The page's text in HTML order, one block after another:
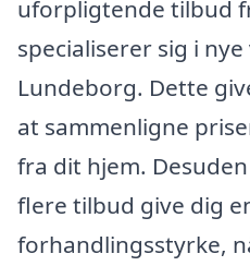
uforpligtende tilbud
specialiserer sig i
Lundeborg. Dette
at sammenligne
fra dit hjem.
flere tilbud give dig
forhandlingsstyrke,